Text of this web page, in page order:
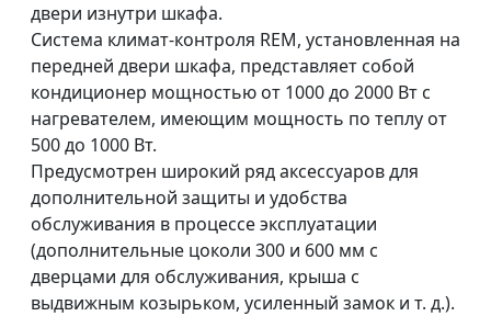
двери изнутри шкафа.
Система климат-контроля REM, установленная на
передней двери шкафа, представляет собой
кондиционер мощностью от 1000 до 2000 Вт с
нагревателем, имеющим мощность по теплу от
500 до 1000 Вт.
Предусмотрен широкий ряд аксессуаров для
дополнительной защиты и удобства
обслуживания в процессе эксплуатации
(дополнительные цоколи 300 и 600 мм с
дверцами для обслуживания, крыша с
выдвижным козырьком, усиленный замок и т. д.).